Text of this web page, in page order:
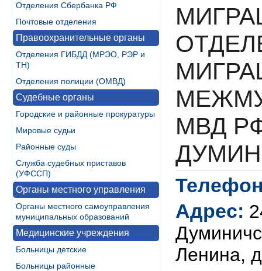
Отделения Сбербанка РФ
Почтовые отделения
Правоохранительные органы
Отделения ГИБДД (МРЭО, РЭР и
ТН)
Отделения полиции (ОМВД)
Судебные органы
Городские и районные прокуратуры
Мировые судьи
Районные суды
Служба судебных приставов
(УФССП)
Органы местного управления
Органы местного самоуправления
муниципальных образований
Медицинские учреждения
Больницы детские
Больницы районные
МВД
Адрес:
Ленина,